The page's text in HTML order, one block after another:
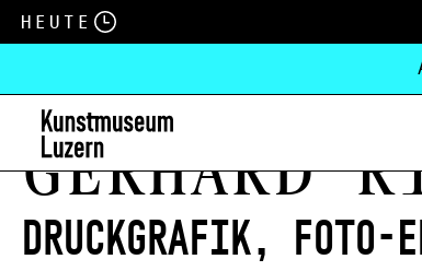
Heute
Gerhard
Druckgrafik, Foto-